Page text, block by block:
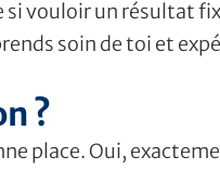
si vouloir un résultat
soin de toi et
?
place. Oui,